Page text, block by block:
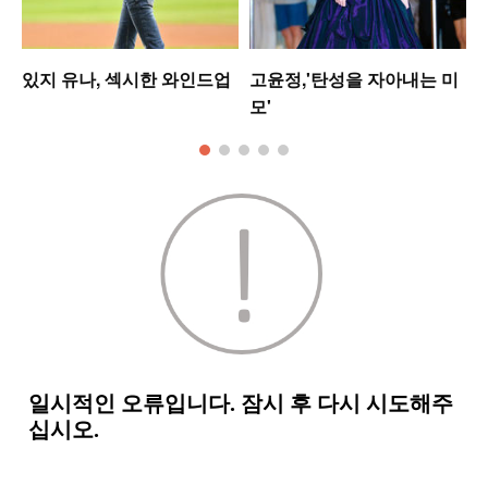
있지 유나, 섹시한 와인드업
고윤정,'탄성을 자아내는 미
모'